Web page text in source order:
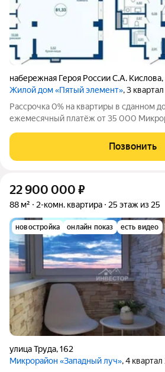
набережная Героя России С.А. Кислова,
Жилой дом «Пятый элемент», 3
Рассрочка 0% на квартиры в сданном
ежемесячный платёж от 35 000 Микрорайон «Западный луч»
пересечении улиц Труда и Энгельса.
высотные дома формируют
Позвонить
22 900 000 ₽
88 м² 2-комн. квартира 25 этаж из 25
новостройка онлайн показ есть видео
улица Труда,162
Микрорайон «Западный луч», 4